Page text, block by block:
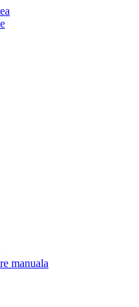
manuala